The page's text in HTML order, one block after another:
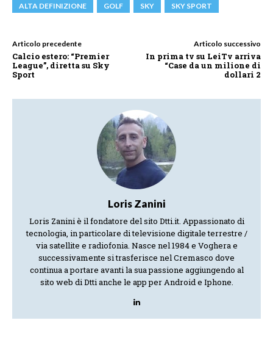
ALTA DEFINIZIONE GOLF SKY SKY SPORT
Articolo precedente
Calcio estero: “Premier
League”, diretta su Sky
Sport
Articolo successivo
In prima tv su LeiTv arriva
“Case da un milione di
dollari 2
Loris Zanini
Loris Zanini è il fondatore del sito Dtti.it. Appassionato di
tecnologia, in particolare di televisione digitale terrestre /
via satellite e radiofonia. Nasce nel 1984 e Voghera e
successivamente si trasferisce nel Cremasco dove
continua a portare avanti la sua passione aggiungendo al
sito web di Dtti anche le app per Android e Iphone.